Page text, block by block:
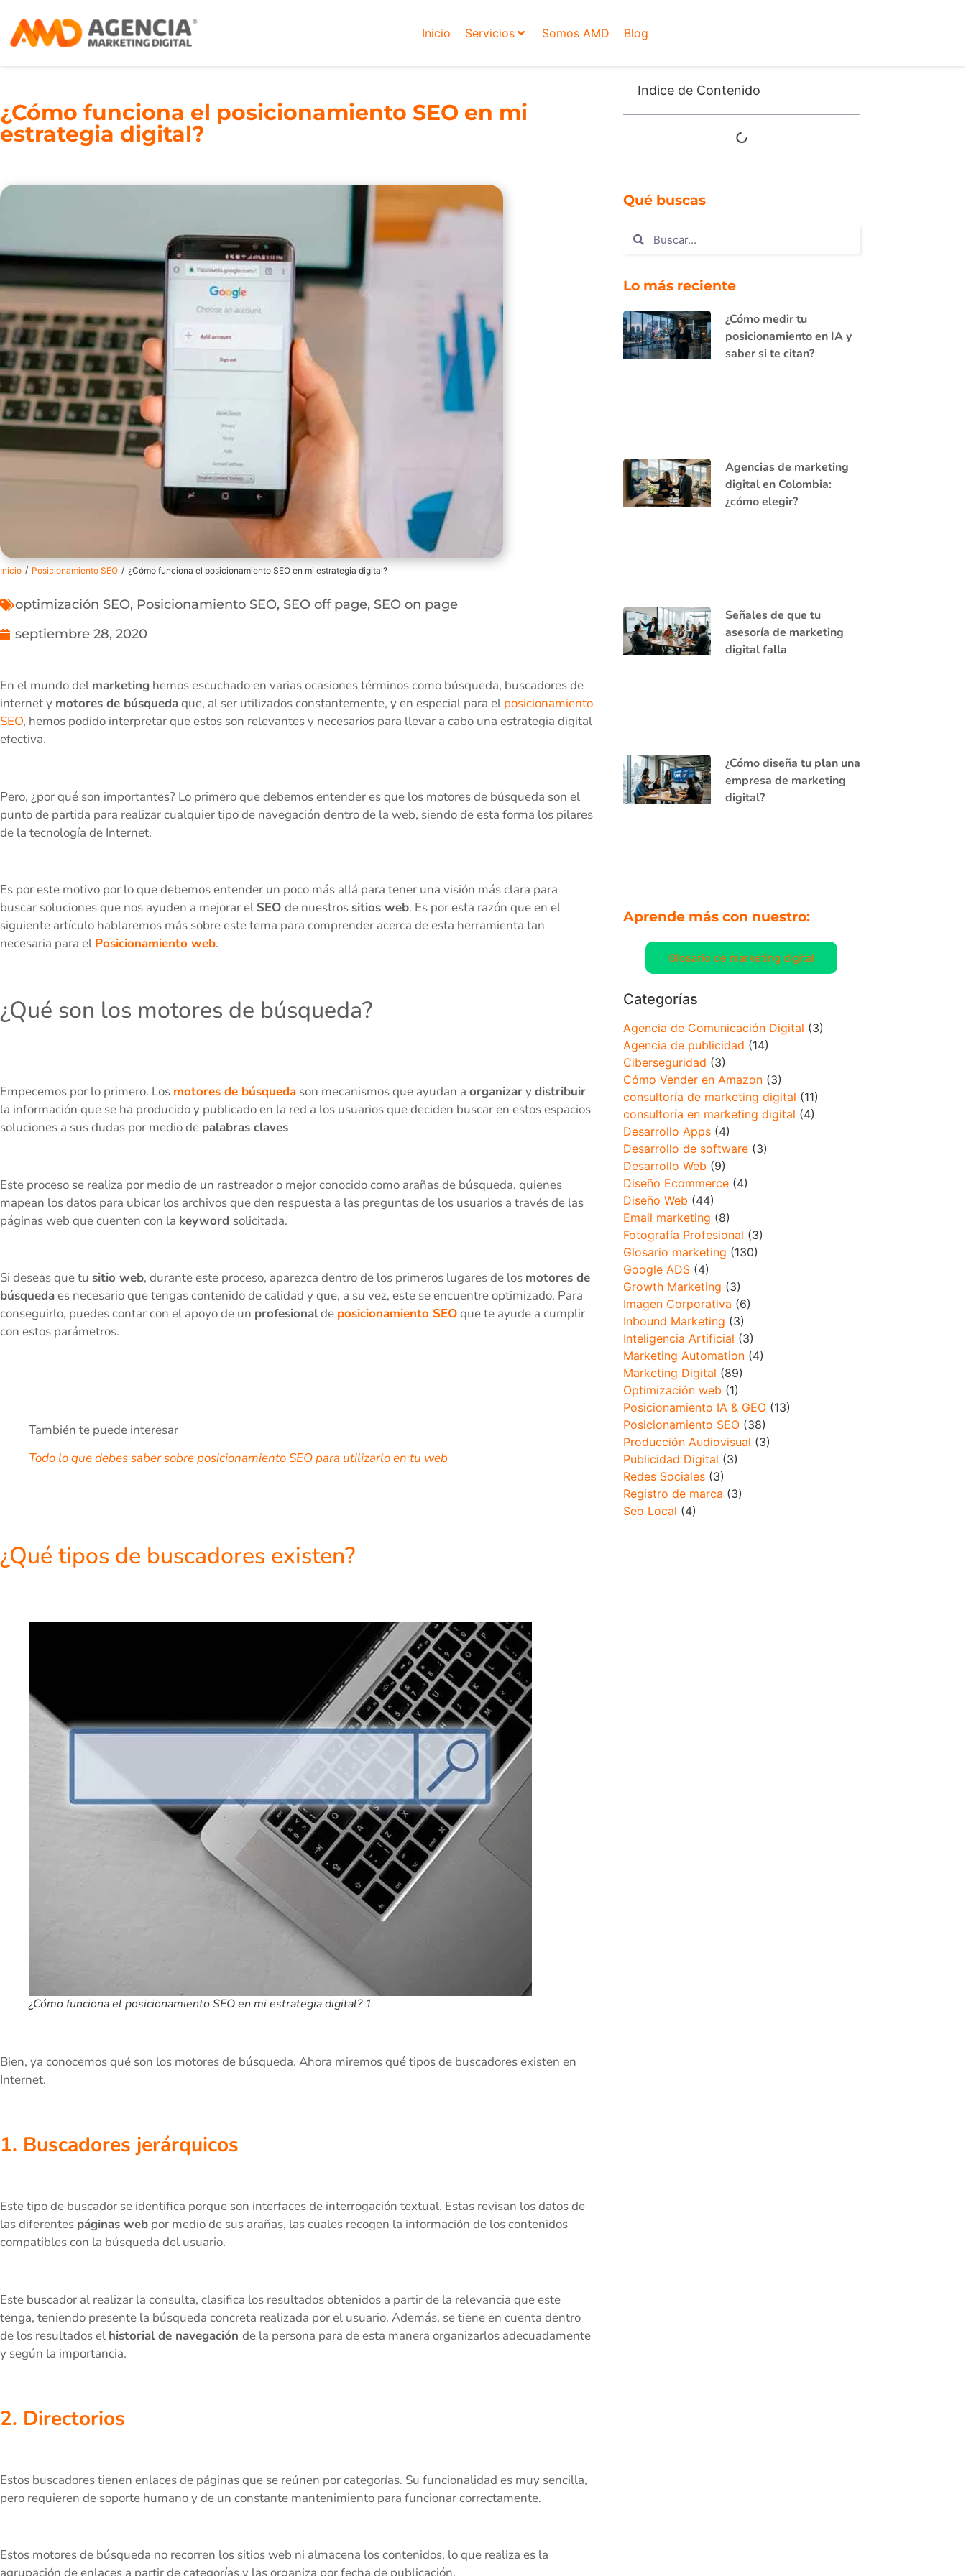
Inicio Servicios Somos AMD Blog
¿Cómo funciona el posicionamiento SEO en mi
estrategia digital?
Inicio / Posicionamiento SEO / ¿Cómo funciona el posicionamiento SEO en mi estrategia digital?
optimización SEO, Posicionamiento SEO, SEO off page, SEO on page
septiembre 28, 2020
En el mundo del marketing hemos escuchado en varias ocasiones términos como búsqueda, buscadores de
internet y motores de búsquedaque, al ser utilizados constantemente, y en especial para el posicionamiento
SEO, hemos podido interpretar que estos son relevantes y necesarios para llevar a cabo una estrategia digital
efectiva.
Pero, ¿por qué son importantes? Lo primero que debemos entender es que los motores de búsqueda son el
punto de partida para realizar cualquier tipo de navegación dentro de la web, siendo de esta forma los pilares
de la tecnología de Internet.
Es por este motivo por lo que debemos entender un poco más allá para tener una visión más clara para
buscar soluciones que nos ayuden a mejorar el SEO de nuestrossitios web. Es por esta razón que en el
siguiente artículo hablaremos más sobre este tema para comprender acerca de esta herramienta tan
necesaria para el Posicionamiento web.
¿Qué son los motores de búsqueda?
Empecemos por lo primero. Los motores de búsqueda son mecanismos que ayudan a organizarydistribuir
la información que se ha producido y publicado en la red a los usuarios que deciden buscar en estos espacios
soluciones a sus dudas por medio de palabras claves
Este proceso se realiza por medio de un rastreador o mejor conocido como arañas de búsqueda, quienes
mapean los datos para ubicar los archivos que den respuesta a las preguntas de los usuarios a través de las
páginas web que cuenten con la keyword solicitada.
Si deseas que tu sitio web, durante este proceso, aparezca dentro de los primeros lugares de los motores de
búsquedaes necesario que tengas contenido de calidad y que, a su vez, este se encuentre optimizado. Para
conseguirlo, puedes contar con el apoyo de un profesionalde posicionamiento SEOque te ayude a cumplir
con estos parámetros.
También te puede interesar
Todo lo que debes saber sobre posicionamiento SEO para utilizarlo en tu web
¿Qué tipos de buscadores existen?
¿Cómo funciona el posicionamiento SEO en mi estrategia digital? 1
Bien, ya conocemos qué son los motores de búsqueda. Ahora miremos qué tipos de buscadores existen en
Internet.
1. Buscadores jerárquicos
Este tipo de buscador se identifica porque son interfaces de interrogación textual. Estas revisan los datos de
las diferentes páginas web por medio de sus arañas, las cuales recogen la información de los contenidos
compatibles con la búsqueda del usuario.
Este buscador al realizar la consulta, clasifica los resultados obtenidos a partir de la relevancia que este
tenga, teniendo presente la búsqueda concreta realizada por el usuario. Además, se tiene en cuenta dentro
de los resultados el historial de navegación de la persona para de esta manera organizarlos adecuadamente
y según la importancia.
2. Directorios
Estos buscadores tienen enlaces de páginas que se reúnen por categorías. Su funcionalidad es muy sencilla,
pero requieren de soporte humano y de un constante mantenimiento para funcionar correctamente.
Estos motores de búsqueda no recorren los sitios web ni almacena los contenidos, lo que realiza es la
Indice de Contenido
Qué buscas
Lo más reciente
¿Cómo medir tu
posicionamiento en IA y
saber si te citan?
Agencias de marketing
digital en Colombia:
¿cómo elegir?
Señales de que tu
asesoría de marketing
digital falla
¿Cómo diseña tu plan una
empresa de marketing
digital?
Aprende más con nuestro:
Glosario de marketing digital
Categorías
Agencia de Comunicación Digital (3)
Agencia de publicidad (14)
Ciberseguridad (3)
Cómo Vender en Amazon(3)
consultoría de marketing digital (11)
consultoría en marketing digital (4)
Desarrollo Apps(4)
Desarrollo de software(3)
Desarrollo Web (9)
Diseño Ecommerce(4)
Diseño Web (44)
Email marketing (8)
Fotografía Profesional (3)
Glosario marketing (130)
Google ADS(4)
Growth Marketing (3)
Imagen Corporativa (6)
Inbound Marketing (3)
Inteligencia Artificial (3)
Marketing Automation(4)
Marketing Digital (89)
Optimización web (1)
Posicionamiento IA & GEO(13)
Posicionamiento SEO(38)
Producción Audiovisual (3)
Publicidad Digital (3)
Redes Sociales(3)
Registro de marca (3)
Seo Local (4)